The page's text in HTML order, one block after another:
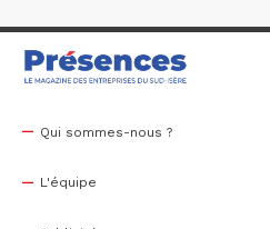
Qui sommes-nous ?
L'équipe